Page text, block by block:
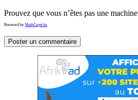
Prouvez que vous n’êtes pas une machine
Powered by MathCaptcha